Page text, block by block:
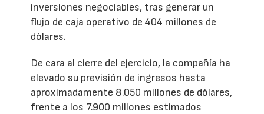
inversiones negociables, tras generar un
flujo de caja operativo de 404 millones de
dólares.
De cara al cierre del ejercicio, la compañía ha
elevado su previsión de ingresos hasta
aproximadamente 8.050 millones de dólares,
frente a los 7.900 millones estimados